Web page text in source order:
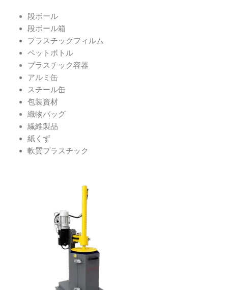
段ボール
段ボール箱
プラスチックフィルム
ペットボトル
プラスチック容器
アルミ缶
スチール缶
包装資材
織物バッグ
繊維製品
紙くず
軟質プラスチック